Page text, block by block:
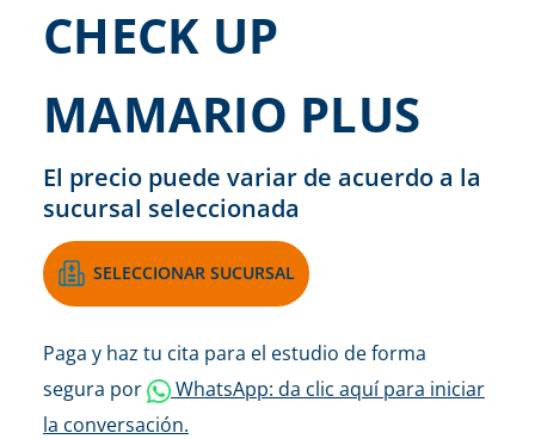
CHECK UP
MAMARIO PLUS
El precio puede variar de acuerdo a la
sucursal seleccionada
SELECCIONAR SUCURSAL
Paga y haz tu cita para el estudio de forma
segura por
WhatsApp: da clic aquí para iniciar
la conversación.